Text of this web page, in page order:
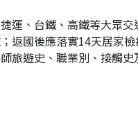
運、台鐵、高鐵等大眾
返國後應落實14天居家
旅遊史、職業別、接觸